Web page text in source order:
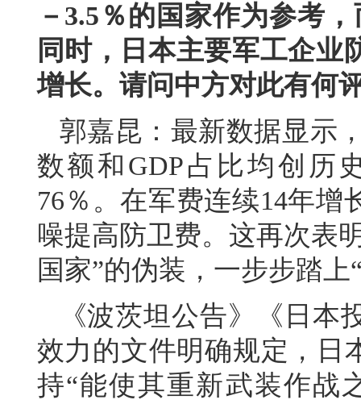
－3.5％的国家作为参考
同时，日本主要军工企业
增长。请问中方对此有何
郭嘉昆：最新数据显示
数额和GDP占比均创历
76％。在军费连续14年
噪提高防卫费。这再次表
国家”的伪装，一步步踏
《波茨坦公告》《日
效力的文件明确规定，日
持“能使其重新武装作战